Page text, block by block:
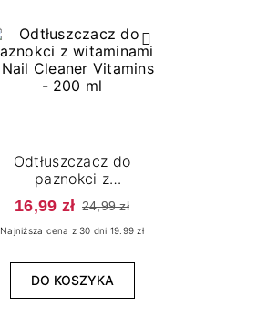
Odtłuszczacz do
paznokci z
witaminami - Nail
Cleaner Vitamins -
200 ml
16,99 zł 24,99 zł
Najniższa cena z 30 dni 19.99 zł
DO KOSZYKA